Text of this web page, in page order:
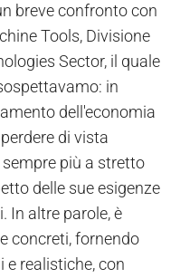
breve confronto con
Tools, Divisione
Sector, il quale
in
dell'economia
di vista
sempre più a stretto
delle sue esigenze
In altre parole, è
concreti, fornendo
realistiche, con